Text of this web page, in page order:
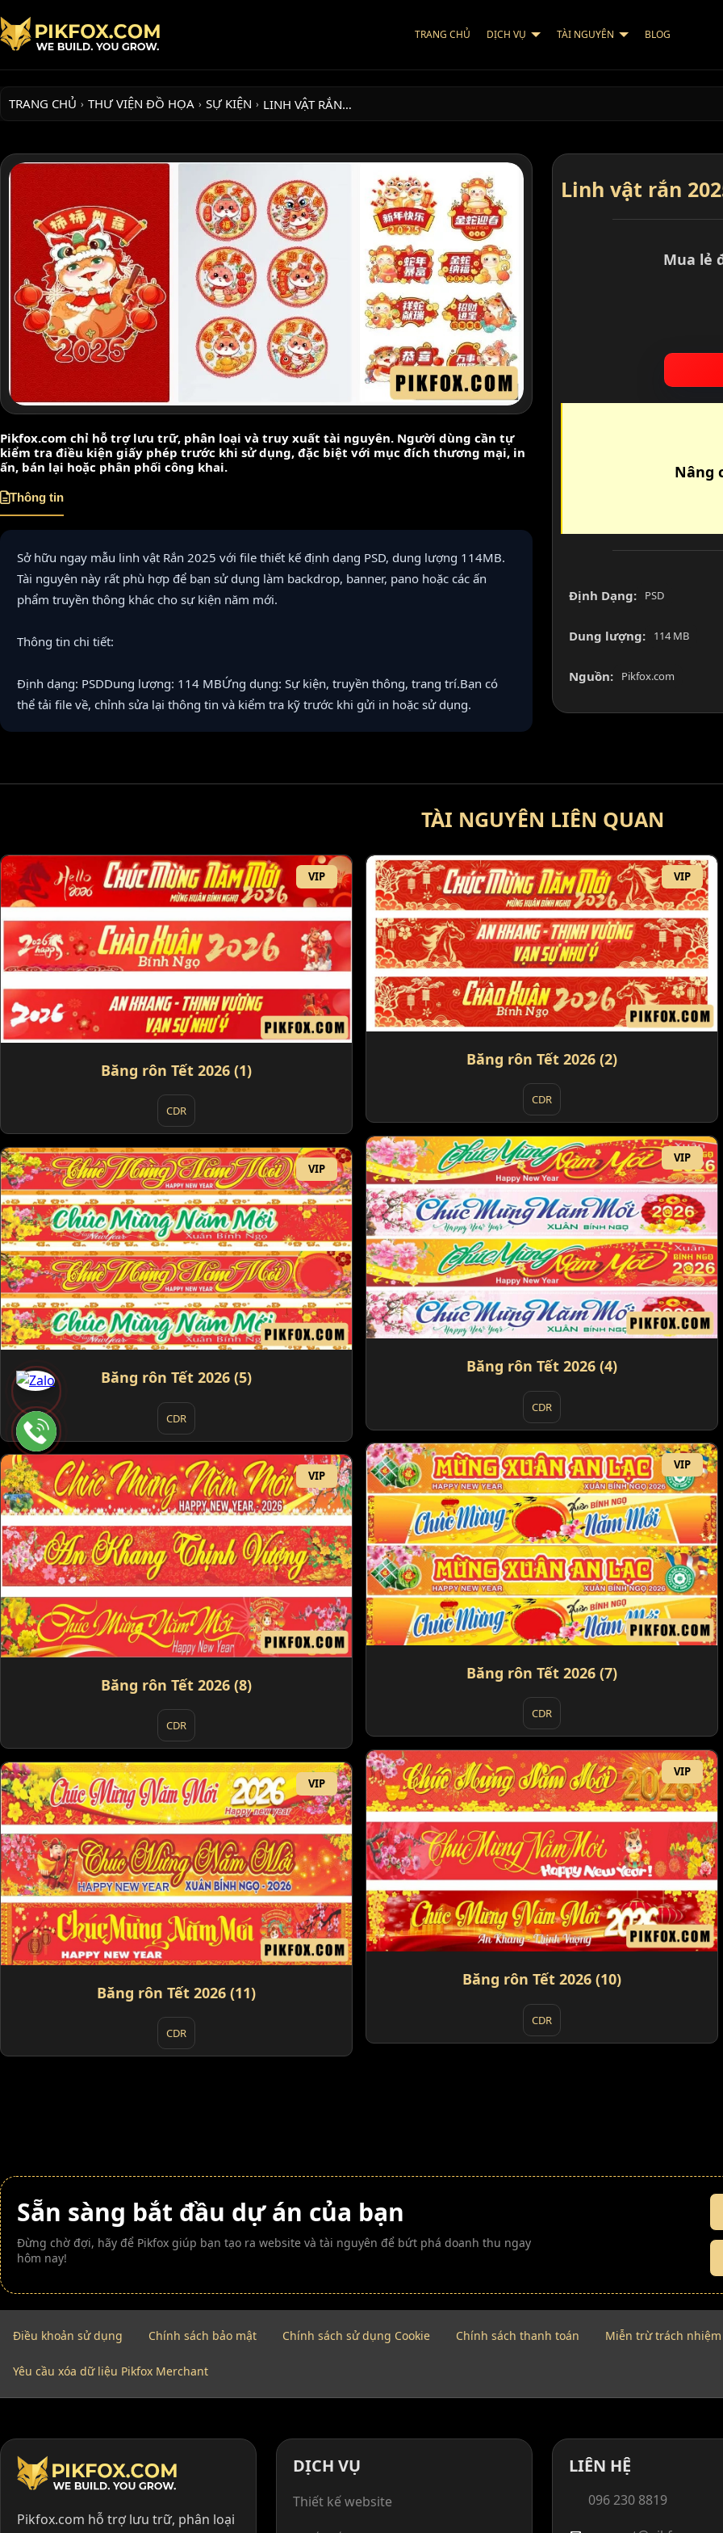
TRANG CHỦ DỊCH VỤ TÀI NGUYÊN BLOG
TRANG CHỦ › THƯ VIỆN ĐỒ HỌA › SỰ KIỆN › LINH VẬT RẮN…
Pikfox.com chỉ hỗ trợ lưu trữ, phân loại và truy xuất tài nguyên. Người dùng cần tự
kiểm tra điều kiện giấy phép trước khi sử dụng, đặc biệt với mục đích thương mại, in
ấn, bán lại hoặc phân phối công khai.
Thông tin
Sở hữu ngay mẫu linh vật Rắn 2025 với file thiết kế định dạng PSD, dung lượng 114MB.
Tài nguyên này rất phù hợp để bạn sử dụng làm backdrop, banner, pano hoặc các ấn
phẩm truyền thông khác cho sự kiện năm mới.
Thông tin chi tiết:
Định dạng: PSDDung lượng: 114 MBỨng dụng: Sự kiện, truyền thông, trang trí.Bạn có
thể tải file về, chỉnh sửa lại thông tin và kiểm tra kỹ trước khi gửi in hoặc sử dụng.
Linh vật rắn
Mua lẻ
Nâng
Định Dạng: PSD
Dung lượng: 114 MB
Nguồn: Pikfox.com
TÀI NGUYÊN LIÊN QUAN
VIP
Băng rôn Tết 2026 (1)
CDR
VIP
Băng rôn Tết 2026 (2)
CDR
VIP
Băng rôn Tết 2026 (4)
CDR
VIP
Băng rôn Tết 2026 (5)
CDR
VIP
Băng rôn Tết 2026 (7)
CDR
VIP
Băng rôn Tết 2026 (8)
CDR
VIP
Băng rôn Tết 2026 (10)
CDR
VIP
Băng rôn Tết 2026 (11)
CDR
Sẵn sàng bắt đầu dự án của bạn
Đừng chờ đợi, hãy để Pikfox giúp bạn tạo ra website và tài nguyên để bứt phá doanh thu ngay
hôm nay!
Điều khoản sử dụng Chính sách bảo mật Chính sách sử dụng Cookie Chính sách thanh toán Miễn trừ trách nhiệm
Yêu cầu xóa dữ liệu Pikfox Merchant
Pikfox.com hỗ trợ lưu trữ, phân loại
DỊCH VỤ
Thiết kế website
LIÊN HỆ
096 230 8819